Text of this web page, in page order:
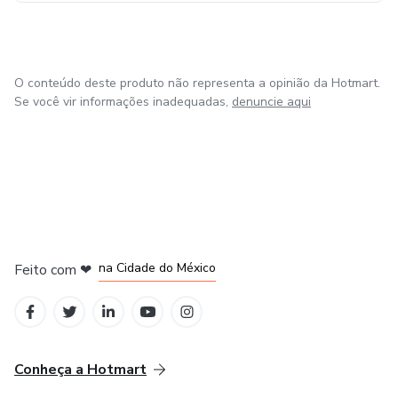
O conteúdo deste produto não representa a opinião da Hotmart.
Se você vir informações inadequadas, denuncie aqui
Feito com ❤ na Cidade do México
Conheça a Hotmart